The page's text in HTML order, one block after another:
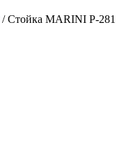
/ Стойка MARINI Р-281